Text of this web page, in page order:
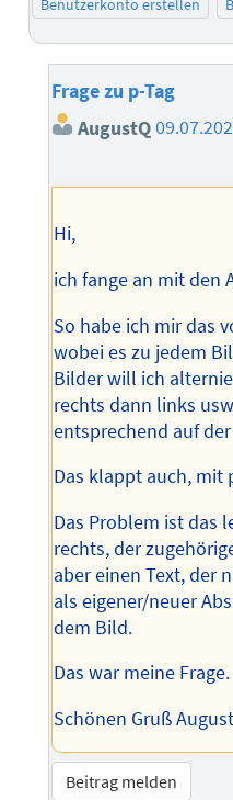
Benutzerkonto erstellen
Frage zu p-Tag
AugustQ
Hi,
ich fange an mit den
So habe ich mir das
wobei es zu jedem
Bilder will ich
rechts dann links
entsprechend auf
Das klappt auch, mit
Das Problem ist das
rechts, der
aber einen Text, der
als eigener/neuer
dem Bild.
Das war meine Frage.
Schönen Gruß August
Beitrag melden